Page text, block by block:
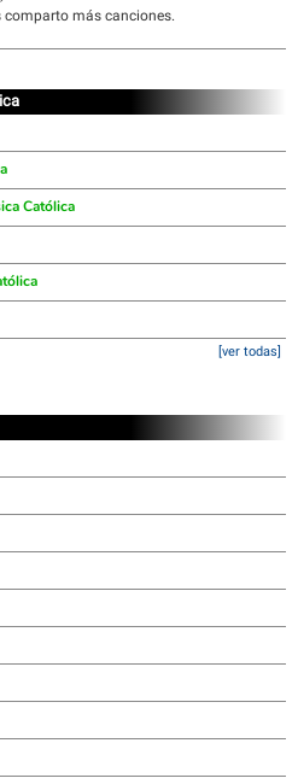
comparto más canciones.
Católica
[ver todas]